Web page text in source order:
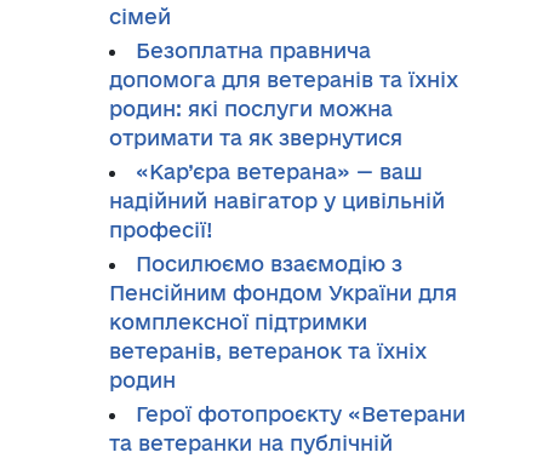
сімей
Безоплатна правнича
допомога для ветеранів та їхніх
родин: які послуги можна
отримати та як звернутися
«Кар’єра ветерана» — ваш
надійний навігатор у цивільній
професії!
Посилюємо взаємодію з
Пенсійним фондом України для
комплексної підтримки
ветеранів, ветеранок та їхніх
родин
Герої фотопроєкту «Ветерани
та ветеранки на публічній